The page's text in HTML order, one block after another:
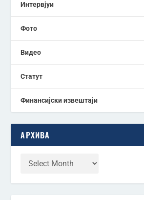
Интервјуи
Фото
Видео
Статут
Финансијски извештаји
АРХИВА